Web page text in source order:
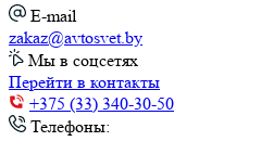
E-mail
zakaz@avtosvet.by
Мы в соцсетях
Перейти в контакты
+375 (33) 340-30-50
Телефоны: